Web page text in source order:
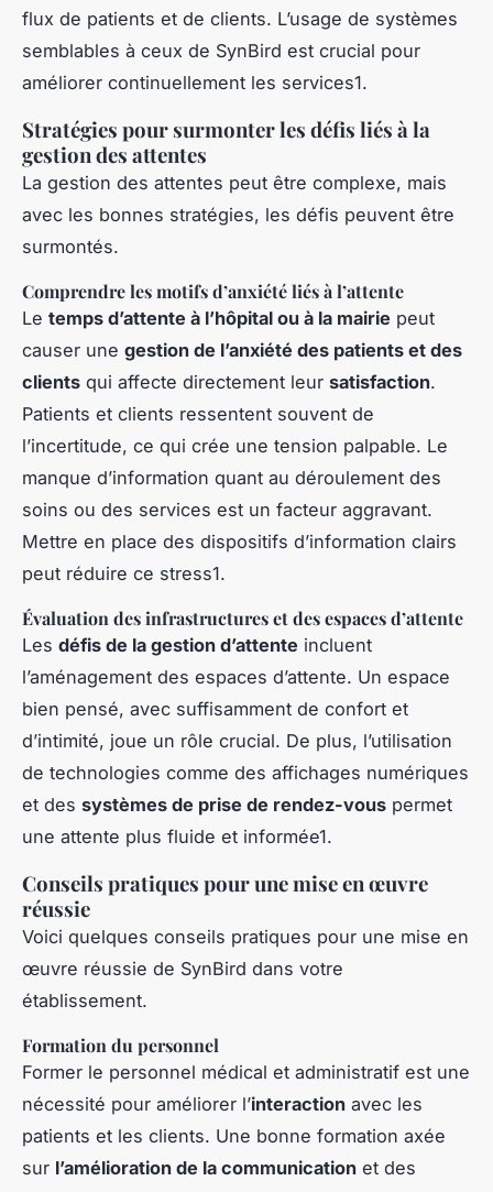
flux de patients et de clients. L’usage de systèmes
semblables à ceux de SynBird est crucial pour
améliorer continuellement les services1.
Stratégies pour surmonter les défis liés à la
gestion des attentes
La gestion des attentes peut être complexe, mais
avec les bonnes stratégies, les défis peuvent être
surmontés.
Comprendre les motifs d’anxiété liés à l’attente
Le temps d’attente à l’hôpital ou à la mairie peut
causer une gestion de l’anxiété des patients et des
clients qui affecte directement leur satisfaction.
Patients et clients ressentent souvent de
l’incertitude, ce qui crée une tension palpable. Le
manque d’information quant au déroulement des
soins ou des services est un facteur aggravant.
Mettre en place des dispositifs d’information clairs
peut réduire ce stress1.
Évaluation des infrastructures et des espaces d’attente
Les défis de la gestion d’attente incluent
l’aménagement des espaces d’attente. Un espace
bien pensé, avec suffisamment de confort et
d’intimité, joue un rôle crucial. De plus, l’utilisation
de technologies comme des affichages numériques
et des systèmes de prise de rendez-vous permet
une attente plus fluide et informée1.
Conseils pratiques pour une mise en œuvre
réussie
Voici quelques conseils pratiques pour une mise en
œuvre réussie de SynBird dans votre
établissement.
Formation du personnel
Former le personnel médical et administratif est une
nécessité pour améliorer l’interaction avec les
patients et les clients. Une bonne formation axée
sur l’amélioration de la communication et des